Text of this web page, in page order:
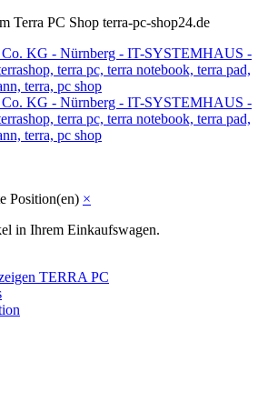
Terra PC Shop terra-pc-shop24.de
Position(en) ×
in Ihrem Einkaufswagen.
TERRA PC